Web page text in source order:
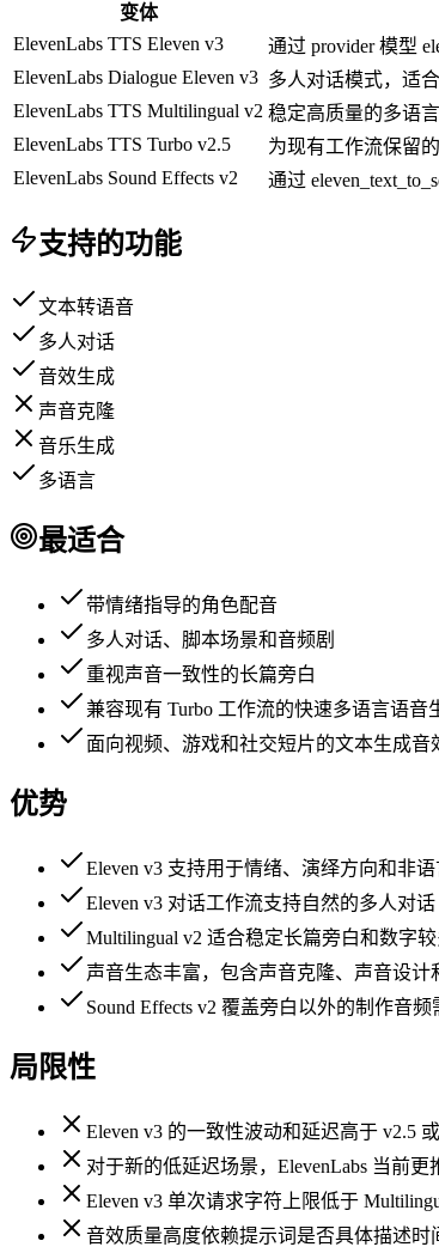
变体
ElevenLabs TTS Eleven v3
通过 provider 模型
ElevenLabs Dialogue Eleven v3 多人对话模式，适
ElevenLabs TTS Multilingual v2 稳定高质量的多语
ElevenLabs TTS Turbo v2.5
为现有工作流保留
ElevenLabs Sound Effects v2
通过
支持的功能
文本转语音
多人对话
音效生成
声音克隆
音乐生成
多语言
最适合
带情绪指导的角色配音
多人对话、脚本场景和音频剧
重视声音一致性的长篇旁白
兼容现有 Turbo 工作流的快速多语言语音
面向视频、游戏和社交短片的文本生成音
优势
Eleven v3 支持用于情绪、演绎方向和非
Eleven v3 对话工作流支持自然的多人对话
Multilingual v2 适合稳定长篇旁白和数字
声音生态丰富，包含声音克隆、声音设计
Sound Effects v2 覆盖旁白以外的制作音频
局限性
Eleven v3 的一致性波动和延迟高于 v2.5
对于新的低延迟场景，ElevenLabs 当前更
Eleven v3 单次请求字符上限低于
音效质量高度依赖提示词是否具体描述时